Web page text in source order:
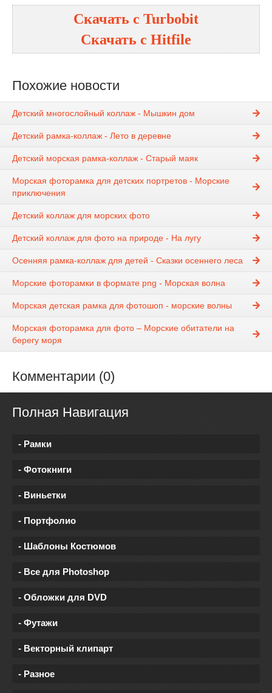
Скачать с Turbobit
Скачать с Hitfile
Похожие новости
Детский многослойный коллаж - Мышкин дом
Детский рамка-коллаж - Лето в деревне
Детский морская рамка-коллаж - Старый маяк
Морская фоторамка для детских портретов - Морские
приключения
Детский коллаж для морских фото
Детский коллаж для фото на природе - На лугу
Осенняя рамка-коллаж для детей - Сказки осеннего леса
Морские фоторамки в формате png - Морская волна
Морская детская рамка для фотошоп - морские волны
Морская фоторамка для фото – Морские обитатели на
берегу моря
Комментарии (0)
Полная Навигация
- Рамки
- Фотокниги
- Виньетки
- Портфолио
- Шаблоны Костюмов
- Все для Photoshop
- Обложки для DVD
- Футажи
- Векторный клипарт
- Разное